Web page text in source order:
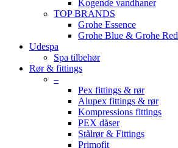
Kogende vandhaner
TOP BRANDS
Grohe Essence
Grohe Blue & Grohe Red
Udespa
Spa tilbehør
Rør & fittings
–
Pex fittings & rør
Alupex fittings & rør
Kompressions fittings
PEX dåser
Stålrør & Fittings
Primofit